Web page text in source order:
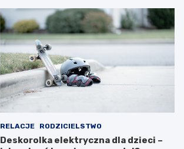
RELACJE RODZICIELSTWO
Deskorolka elektryczna dla dzieci –